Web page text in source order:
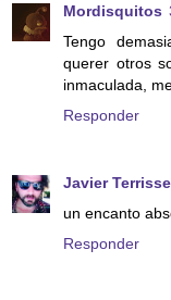
Mordisquitos
Tengo
querer otros
inmaculada,
Responder
Javier Terrisse
un encanto
Responder